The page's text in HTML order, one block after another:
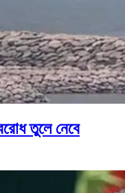
তুলে নেবে